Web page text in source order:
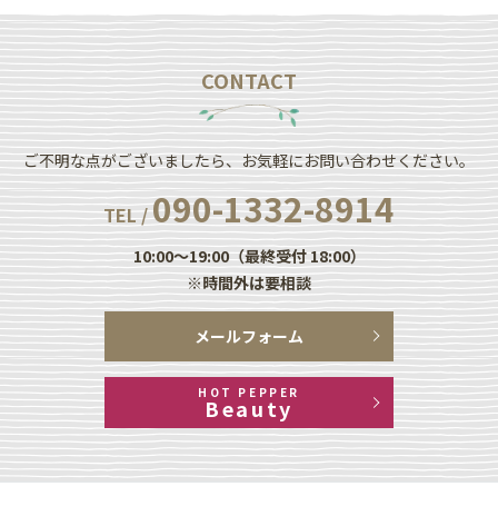
CONTACT
ご不明な点がございましたら、お気軽にお問い合わせください。
TEL /090-1332-8914
10:00～19:00（最終受付 18:00）
※時間外は要相談
メールフォーム
HOT PEPPER
Beauty